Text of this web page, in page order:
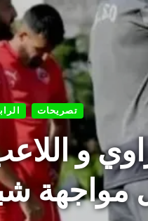
تصريحات
و
مواجهة